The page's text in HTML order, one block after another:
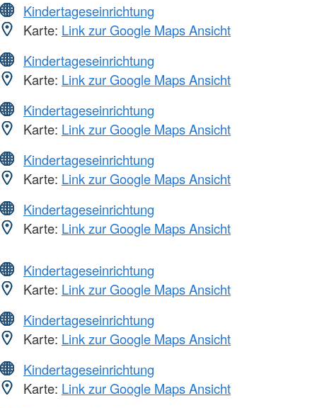
Kindertageseinrichtung
Karte: Link zur Google Maps Ansicht
Kindertageseinrichtung
Karte: Link zur Google Maps Ansicht
Kindertageseinrichtung
Karte: Link zur Google Maps Ansicht
Kindertageseinrichtung
Karte: Link zur Google Maps Ansicht
Kindertageseinrichtung
Karte: Link zur Google Maps Ansicht
Kindertageseinrichtung
Karte: Link zur Google Maps Ansicht
Kindertageseinrichtung
Karte: Link zur Google Maps Ansicht
Kindertageseinrichtung
Karte: Link zur Google Maps Ansicht